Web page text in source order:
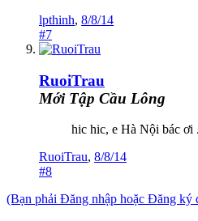
lpthinh, 8/8/14
#7
RuoiTrau
Mới Tập Cầu Lông
hic hic, e Hà Nội bác ơi
RuoiTrau, 8/8/14
#8
(Bạn phải Đăng nhập hoặc Đăng ký